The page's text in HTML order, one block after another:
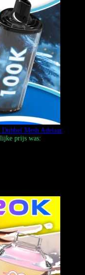
Mesh Adelaar
prijs was: